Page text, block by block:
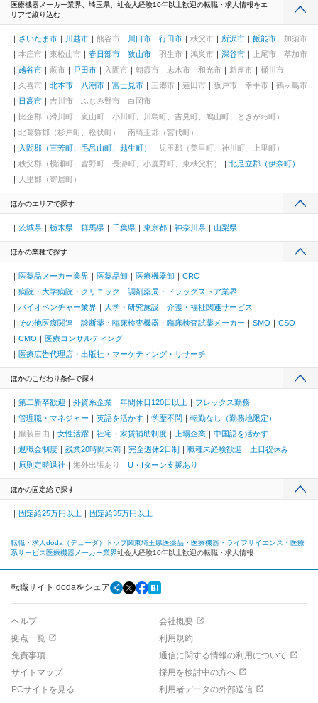
医療機器メーカー業界、埼玉県、社会人経験10年以上歓迎の転職・求人情報をエ
リアで絞り込む
さいたま市 川越市 熊谷市 川口市 行田市 秩父市 所沢市 飯能市
加須市
本庄市
東松山市 春日部市 狭山市 羽生市 鴻巣市 深谷市 上尾市
草加市
越谷市
蕨市 戸田市 入間市 朝霞市 志木市 和光市 新座市
桶川市
久喜市
北本市 八潮市 富士見市 三郷市 蓮田市 坂戸市 幸手市
鶴ヶ島市
日高市
吉川市 ふじみ野市
白岡市
比企郡（滑川町、嵐山町、小川町、川島町、吉見町、鳩山町、ときがわ町）
北葛飾郡（杉戸町、松伏町）
南埼玉郡（宮代町）
入間郡（三芳町、毛呂山町、越生町）
児玉郡（美里町、神川町、上里町）
秩父郡（横瀬町、皆野町、長瀞町、小鹿野町、東秩父村）
北足立郡（伊奈町）
大里郡（寄居町）
ほかのエリアで探す
茨城県 栃木県 群馬県 千葉県 東京都 神奈川県 山梨県
ほかの業種で探す
医薬品メーカー業界 医薬品卸 医療機器卸
CRO
病院・大学病院・クリニック
調剤薬局・ドラッグストア業界
バイオベンチャー業界
大学・研究施設
介護・福祉関連サービス
その他医療関連
診断薬・臨床検査機器・臨床検査試薬メーカー SMO
CSO
CMO
医療コンサルティング
医療広告代理店・出版社・マーケティング・リサーチ
ほかのこだわり条件で探す
第二新卒歓迎 外資系企業 年間休日120日以上
フレックス勤務
管理職・マネジャー
英語を活かす 学歴不問
転勤なし（勤務地限定）
服装自由
女性活躍 社宅・家賃補助制度 上場企業
中国語を活かす
退職金制度
残業20時間未満 完全週休2日制 職種未経験歓迎
土日祝休み
原則定時退社
海外出張あり U・Iターン支援あり
ほかの固定給で探す
固定給25万円以上 固定給35万円以上
転職・求人doda（デューダ）トップ関東埼玉県医薬品・医療機器・ライフサイエンス・医療
系サービス 医療機器メーカー業界社会人経験10年以上歓迎の転職・求人情報
転職サイト dodaをシェア
ヘルプ
会社概要
拠点一覧
利用規約
免責事項
通信に関する情報の利用について
サイトマップ
採用を検討中の方へ
PCサイトを見る
利用者データの外部送信